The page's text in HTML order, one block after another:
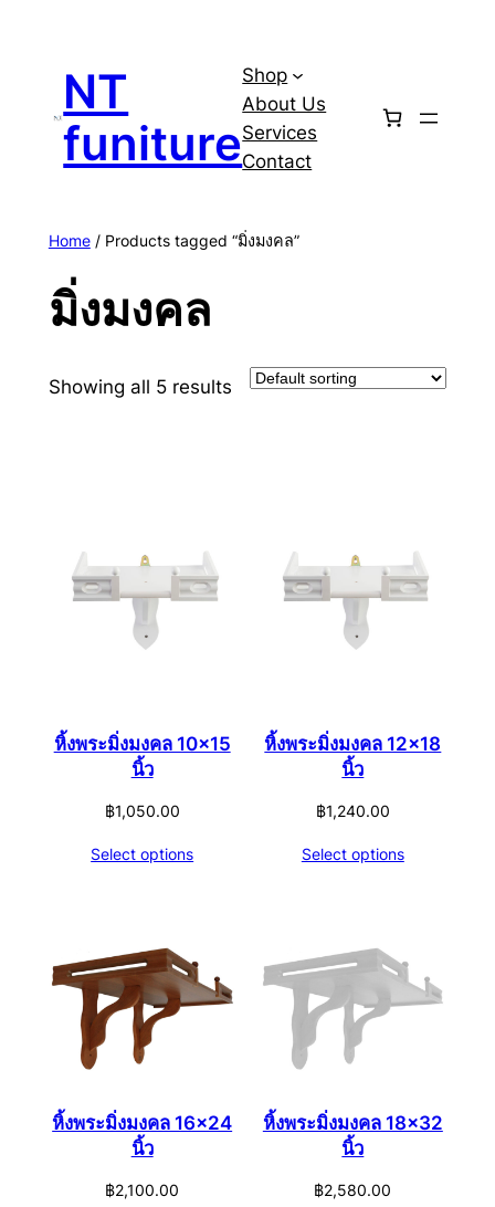
contentNT
funiture
Shop
About Us
Services
Contact
Home/ Products tagged “มิ่งมงคล”
มิ่งมงคล
Showing all 5 results
หิ้งพระมิ่งมงคล 10×15
นิ้ว
฿1,050.00
Select options
หิ้งพระมิ่งมงคล 12×18
นิ้ว
฿1,240.00
Select options
หิ้งพระมิ่งมงคล 16×24
นิ้ว
฿2,100.00
หิ้งพระมิ่งมงคล 18×32
นิ้ว
฿2,580.00